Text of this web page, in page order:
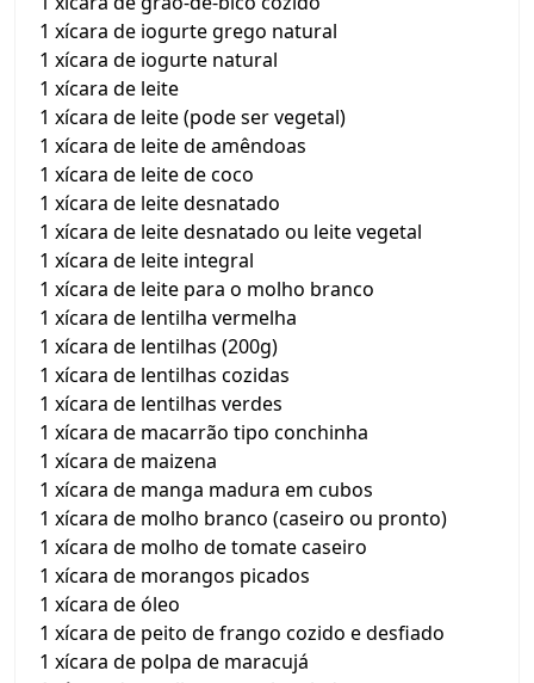
1 xícara de iogurte grego natural
1 xícara de iogurte natural
1 xícara de leite
1 xícara de leite (pode ser vegetal)
1 xícara de leite de amêndoas
1 xícara de leite de coco
1 xícara de leite desnatado
1 xícara de leite desnatado ou leite vegetal
1 xícara de leite integral
1 xícara de leite para o molho branco
1 xícara de lentilha vermelha
1 xícara de lentilhas (200g)
1 xícara de lentilhas cozidas
1 xícara de lentilhas verdes
1 xícara de macarrão tipo conchinha
1 xícara de maizena
1 xícara de manga madura em cubos
1 xícara de molho branco (caseiro ou pronto)
1 xícara de molho de tomate caseiro
1 xícara de morangos picados
1 xícara de óleo
1 xícara de peito de frango cozido e desfiado
1 xícara de polpa de maracujá